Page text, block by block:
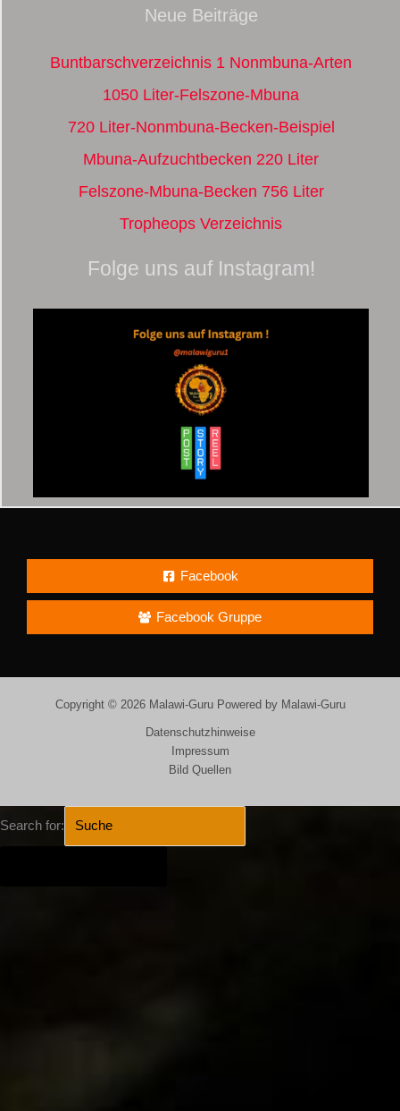
Neue Beiträge
Buntbarschverzeichnis 1 Nonmbuna-Arten
1050 Liter-Felszone-Mbuna
720 Liter-Nonmbuna-Becken-Beispiel
Mbuna-Aufzuchtbecken 220 Liter
Felszone-Mbuna-Becken 756 Liter
Tropheops Verzeichnis
Folge uns auf Instagram!
Facebook
Facebook Gruppe
Copyright © 2026 Malawi-Guru Powered by Malawi-Guru
Datenschutzhinweise
Impressum
Bild Quellen
Search for: